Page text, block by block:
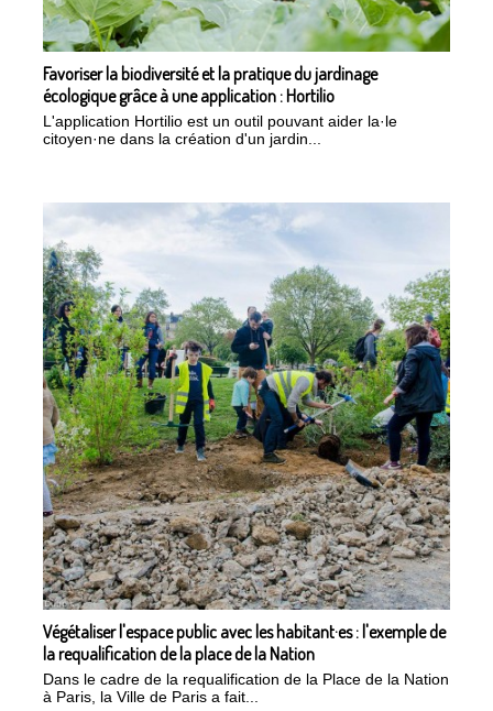
Favoriser la biodiversité et la pratique du jardinage
écologique grâce à une application : Hortilio
L'application Hortilio est un outil pouvant aider la·le
citoyen·ne dans la création d'un jardin...
Végétaliser l'espace public avec les habitant·es : l'exemple de
la requalification de la place de la Nation
Dans le cadre de la requalification de la Place de la Nation
à Paris, la Ville de Paris a fait...